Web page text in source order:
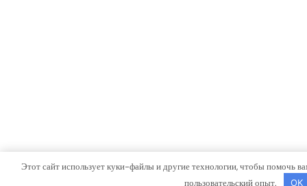
Этот сайт использует куки-файлы и другие технологии, чтобы помочь
пользовательский опыт.
OK